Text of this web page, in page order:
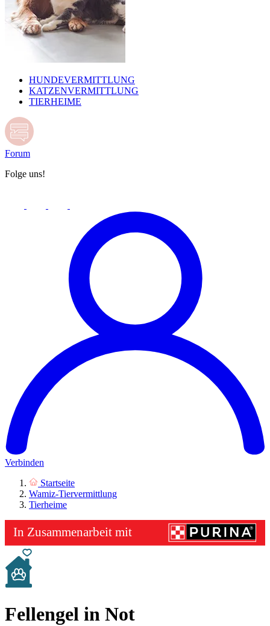
HUNDEVERMITTLUNG
KATZENVERMITTLUNG
TIERHEIME
Forum
Folge uns!
Verbinden
Startseite
Wamiz-Tiervermittlung
Tierheime
Fellengel in Not